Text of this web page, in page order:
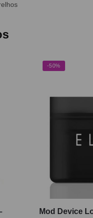
-50%
Mod Device